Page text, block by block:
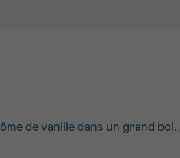
de vanille dans un grand